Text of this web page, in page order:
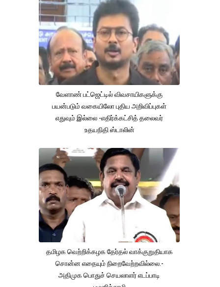
வேளாண் பட்ஜெட்டில் விவசாயிகளுக்கு
பயன்படும் வகையிலோ புதிய அறிவிப்புகள்
எதுவும் இல்லை -எதிர்க்கட்சித் தலைவர்
உதயநிதி ஸ்டாலின்
தமிழக வெற்றிக்கழக தேர்தல் வாக்குறுதியாக
சொன்ன எதையும் நிறைவேற்றவில்லை.-
அதிமுக பொதுச் செயலாளர் எடப்பாடி